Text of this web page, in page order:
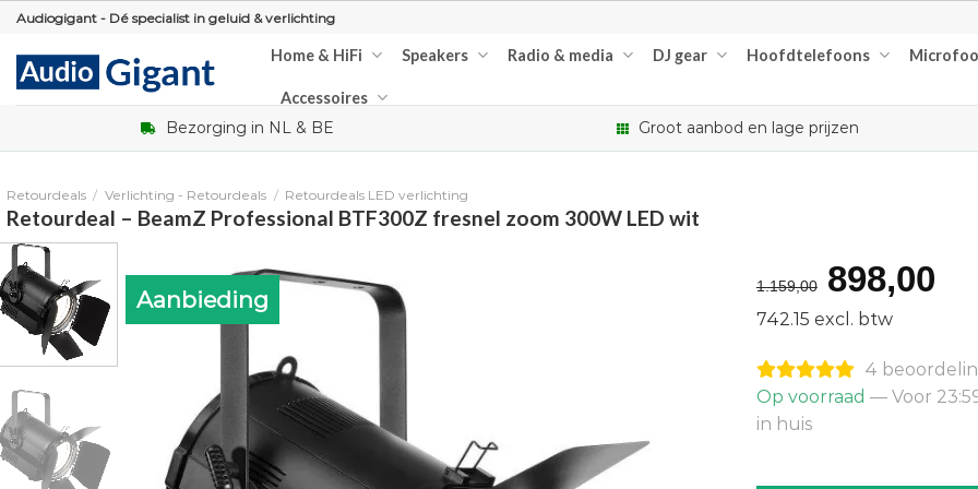
Skip
content
Audiogigant - Dé specialist in geluid & verlichting
Home & HiFi Speakers Radio & media DJ gear Hoofdtelefoons
Accessoires
Bezorging in NL & BE Groot aanbod en lage prijzen
Retourdeals / Verlichting - Retourdeals / Retourdeals LED verlichting
Retourdeal – BeamZ Professional BTF300Z fresnel zoom 300W LED wit
Aanbieding 1.159,00
prijs
was:
898,00
is:
742.15 excl. btw
4
Op voorraad — Voor
in huis